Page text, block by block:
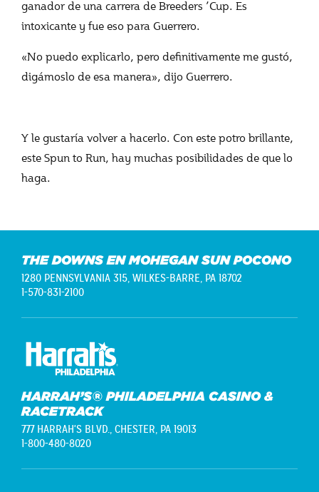
ganador de una carrera de Breeders ’Cup. Es
intoxicante y fue eso para Guerrero.
«No puedo explicarlo, pero definitivamente me gustó,
digámoslo de esa manera», dijo Guerrero.
Y le gustaría volver a hacerlo. Con este potro brillante,
este Spun to Run, hay muchas posibilidades de que lo
haga.
THE DOWNS EN MOHEGAN SUN POCONO
1280 PENNSYLVANIA 315, WILKES-BARRE, PA 18702
1-570-831-2100
HARRAH’S® PHILADELPHIA CASINO &
RACETRACK
777 HARRAH'S BLVD., CHESTER, PA 19013
1-800-480-8020